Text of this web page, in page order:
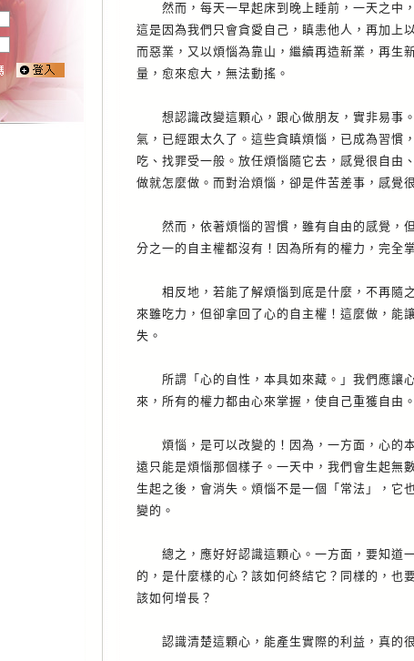
然而，每天一早起床到晚上睡前，一天之中
這是因為我們只會貪愛自己，瞋恚他人，再加上
而惡業，又以煩惱為靠山，繼續再造新業，再生
量，愈來愈大，無法動搖。
想認識改變這顆心，跟心做朋友，實非易事
氣，已經跟太久了。這些貪瞋煩惱，已成為習慣
吃、找罪受一般。放任煩惱隨它去，感覺很自由
做就怎麼做。而對治煩惱，卻是件苦差事，感覺
然而，依著煩惱的習慣，雖有自由的感覺，
分之一的自主權都沒有！因為所有的權力，完全
相反地，若能了解煩惱到底是什麼，不再隨
來雖吃力，但卻拿回了心的自主權！這麼做，能
失。
所謂「心的自性，本具如來藏。」我們應讓
來，所有的權力都由心來掌握，使自己重獲自由。
煩惱，是可以改變的！因為，一方面，心的
遠只能是煩惱那個樣子。一天中，我們會生起無
生起之後，會消失。煩惱不是一個「常法」，它
變的。
總之，應好好認識這顆心。一方面，要知道
的，是什麼樣的心？該如何終結它？同樣的，也
該如何增長？
認識清楚這顆心，能產生實際的利益，真的很